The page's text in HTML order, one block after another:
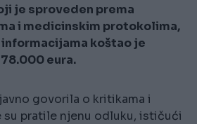
je sproveden prema
i medicinskim protokolima,
koštao je
eura.
govorila o kritikama i
su pratile njenu odluku, ističući